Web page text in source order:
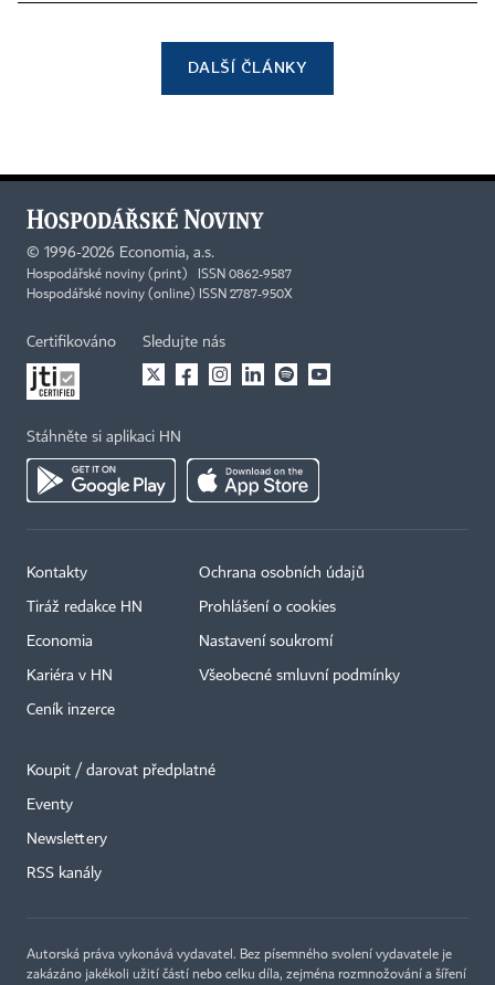
DALŠÍ ČLÁNKY
© 1996-2026 Economia, a.s.
Hospodářské noviny (print) ISSN 0862-9587
Hospodářské noviny (online) ISSN 2787-950X
Certifikováno Sledujte nás
Stáhněte si aplikaci HN
Kontakty
Tiráž redakce HN
Economia
Kariéra v HN
Ceník inzerce
Ochrana osobních údajů
Prohlášení o cookies
Nastavení soukromí
Všeobecné smluvní podmínky
Koupit / darovat předplatné
Eventy
Newslettery
RSS kanály
Autorská práva vykonává vydavatel. Bez písemného svolení vydavatele je
zakázáno jakékoli užití částí nebo celku díla, zejména rozmnožování a šíření